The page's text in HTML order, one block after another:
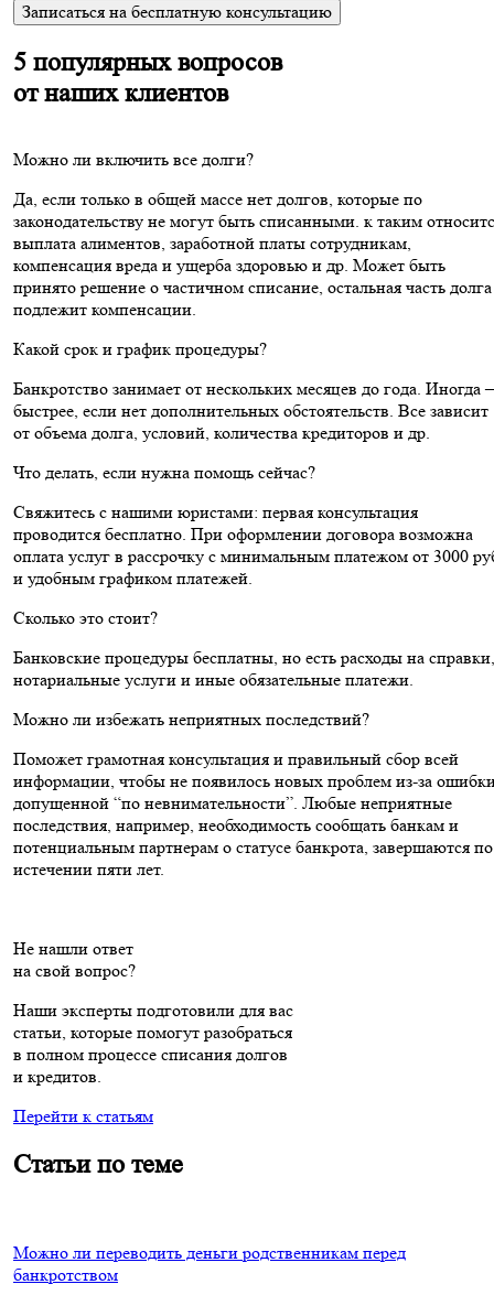
Записаться на бесплатную консультацию
5 популярных вопросов
от наших клиентов
Можно ли включить все долги?
Да, если только в общей массе нет долгов, которые по
законодательству не могут быть списанными. к таким
выплата алиментов, заработной платы сотрудникам,
компенсация вреда и ущерба здоровью и др. Может быть
принято решение о частичном списание, остальная часть долга
подлежит компенсации.
Какой срок и график процедуры?
Банкротство занимает от нескольких месяцев до года. Иногда –
быстрее, если нет дополнительных обстоятельств. Все зависит
от объема долга, условий, количества кредиторов и др.
Что делать, если нужна помощь сейчас?
Свяжитесь с нашими юристами: первая консультация
проводится бесплатно. При оформлении договора возможна
оплата услуг в рассрочку с минимальным платежом от 3000
и удобным графиком платежей.
Сколько это стоит?
Банковские процедуры бесплатны, но есть расходы на справки,
нотариальные услуги и иные обязательные платежи.
Можно ли избежать неприятных последствий?
Поможет грамотная консультация и правильный сбор всей
информации, чтобы не появилось новых проблем из-за
допущенной “по невнимательности”. Любые неприятные
последствия, например, необходимость сообщать банкам и
потенциальным партнерам о статусе банкрота, завершаются по
истечении пяти лет.
Не нашли ответ
на свой вопрос?
Наши эксперты подготовили для вас
статьи, которые помогут разобраться
в полном процессе списания долгов
и кредитов.
Перейти к статьям
Статьи по теме
Можно ли переводить деньги родственникам перед
банкротством